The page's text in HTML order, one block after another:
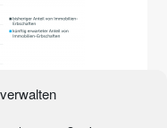
zunehmend das